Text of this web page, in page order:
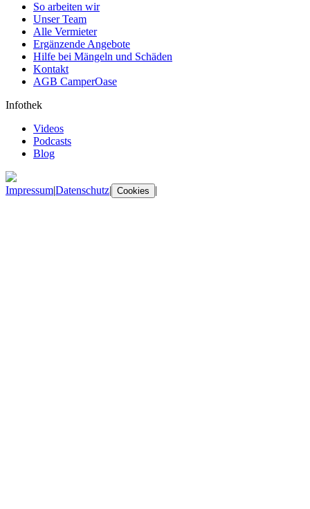
So arbeiten wir
Unser Team
Alle Vermieter
Ergänzende Angebote
Hilfe bei Mängeln und Schäden
Kontakt
AGB CamperOase
Infothek
Videos
Podcasts
Blog
Impressum|Datenschutz| Cookies |